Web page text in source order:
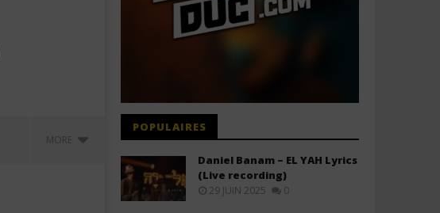
MORE
POPULAIRES
Daniel Banam – EL YAH Lyrics
(Live recording)
29 JUIN 2025 0